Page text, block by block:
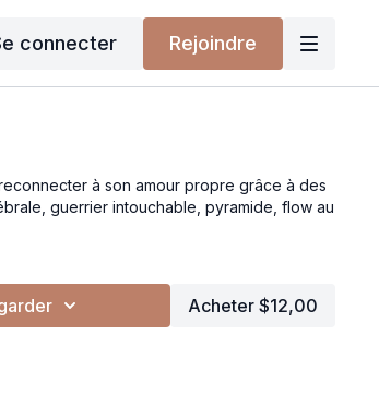
connecter Rejoindre
à son amour propre grâce à des
guerrier intouchable, pyramide, flow au
Acheter $12,00